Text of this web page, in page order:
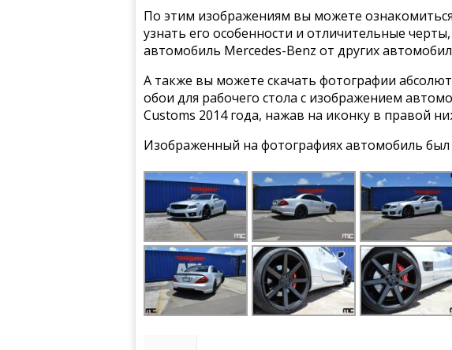
По этим изображениям вы можете
узнать его особенности и отличительные
автомобиль Mercedes-Benz от других
А также вы можете скачать фотографии
обои для рабочего стола с изображением
Customs 2014 года, нажав на иконку в правой
Изображенный на фотографиях автомобиль